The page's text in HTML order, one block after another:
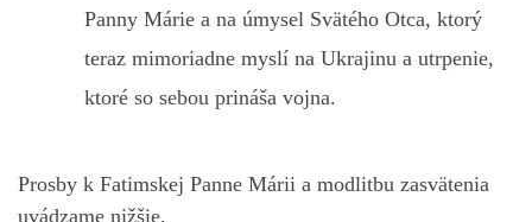
Panny Márie a na úmysel Svätého Otca, ktorý
teraz mimoriadne myslí na Ukrajinu a utrpenie,
ktoré so sebou prináša vojna.
Prosby k Fatimskej Panne Márii a modlitbu zasvätenia
uvádzame nižšie.